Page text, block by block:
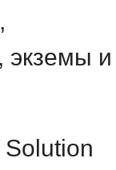
экземы и